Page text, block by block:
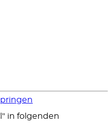
in folgenden